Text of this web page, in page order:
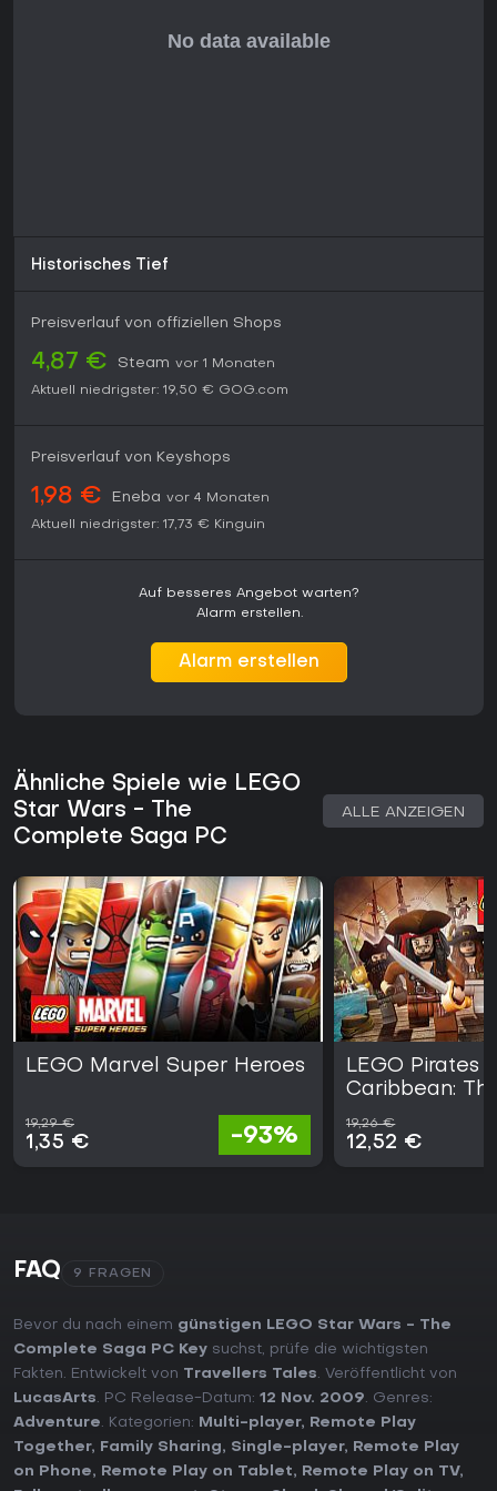
Historisches Tief
Preisverlauf von offiziellen Shops
4,87 € Steam vor 1 Monaten
Aktuell niedrigster: 19,50 € GOG.com
Preisverlauf von Keyshops
1,98 € Eneba vor 4 Monaten
Aktuell niedrigster: 17,73 € Kinguin
Auf besseres Angebot warten?
Alarm erstellen.
Alarm erstellen
Ähnliche Spiele wie LEGO
Star Wars - The
Complete Saga PC
ALLE ANZEIGEN
LEGO Marvel Super Heroes
19,29 €
1,35 € -93%
LEGO Pirates
Caribbean:
19,26 €
12,52 €
FAQ 9 FRAGEN
Bevor du nach einem günstigen LEGO Star Wars - The
Complete Saga PC Key suchst, prüfe die wichtigsten
Fakten. Entwickelt von Travellers Tales. Veröffentlicht von
LucasArts. PC Release-Datum: 12 Nov. 2009. Genres:
Adventure. Kategorien: Multi-player,
Remote Play
Together, Family Sharing, Single-player,
Remote Play
on Phone, Remote Play on Tablet, Remote Play on TV,